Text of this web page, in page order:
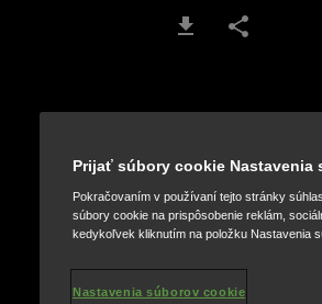
Prijať súbory cookie Nastavenia
Pokračovaním v používaní tejto stránky
súbory cookie na prispôsobenie reklám,
kedykoľvek kliknutím na položku Nastavenia
Nastavenia súborov cookie